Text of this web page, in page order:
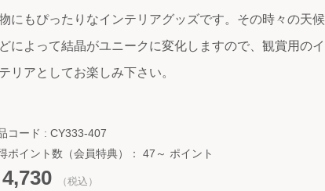
にもぴったりなインテリアグッズです。その時々の天候
によって結晶がユニークに変化しますので、観賞用のイ
リアとしてお楽しみ下さい。
コード : CY333-407
ポイント数（会員特典）：
47～ ポイント
（税込）